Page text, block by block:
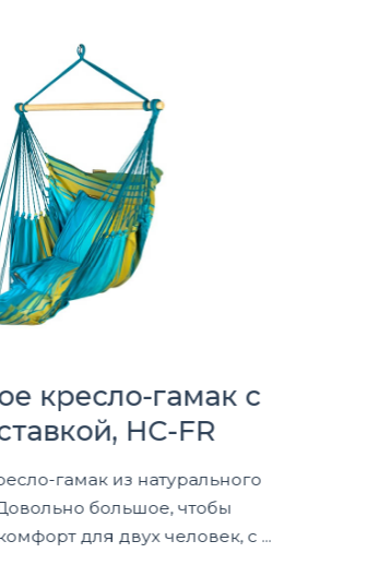
кресло-гамак с
HC-FR
гамак из натурального
большое, чтобы
для двух человек, с ...